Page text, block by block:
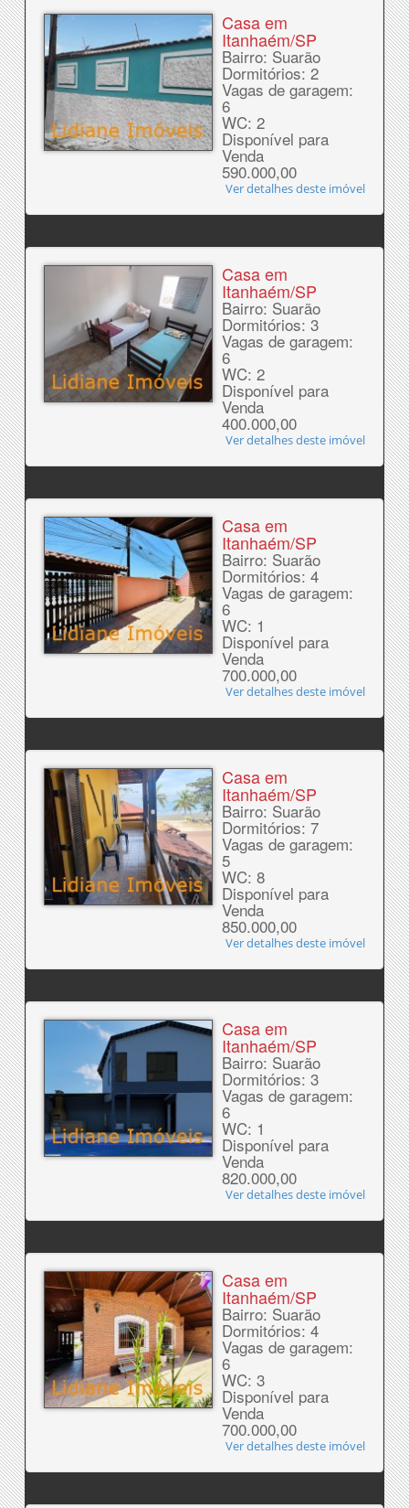
Casa em
Itanhaém/SP
Bairro: Suarão
Dormitórios: 2
Vagas de garagem:
6
WC: 2
Disponível para
Venda
590.000,00
Ver detalhes deste imóvel
Casa em
Itanhaém/SP
Bairro: Suarão
Dormitórios: 3
Vagas de garagem:
6
WC: 2
Disponível para
Venda
400.000,00
Ver detalhes deste imóvel
Casa em
Itanhaém/SP
Bairro: Suarão
Dormitórios: 4
Vagas de garagem:
6
WC: 1
Disponível para
Venda
700.000,00
Ver detalhes deste imóvel
Casa em
Itanhaém/SP
Bairro: Suarão
Dormitórios: 7
Vagas de garagem:
5
WC: 8
Disponível para
Venda
850.000,00
Ver detalhes deste imóvel
Casa em
Itanhaém/SP
Bairro: Suarão
Dormitórios: 3
Vagas de garagem:
6
WC: 1
Disponível para
Venda
820.000,00
Ver detalhes deste imóvel
Casa em
Itanhaém/SP
Bairro: Suarão
Dormitórios: 4
Vagas de garagem:
6
WC: 3
Disponível para
Venda
700.000,00
Ver detalhes deste imóvel